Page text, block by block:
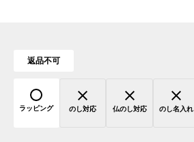
返品不可
ラッピング のし対応 仏のし対応 のし名入れ